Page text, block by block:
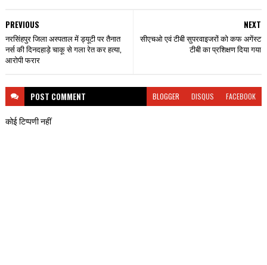
NEXT
सीएचओ एवं टीबी सुपरवाइजरों को कफ अगेंस्ट
टीबी का प्रशिक्षण दिया गया
PREVIOUS
नरसिंहपुर जिला अस्पताल में ड्यूटी पर तैनात
नर्स की दिनदहाड़े चाकू से गला रेत कर हत्या,
आरोपी फरार
POST COMMENT BLOGGER DISQUS FACEBOOK
कोई टिप्पणी नहीं